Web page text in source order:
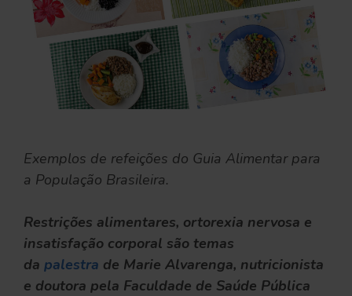
Exemplos de refeições do Guia Alimentar para
a População Brasileira.
Restrições alimentares, ortorexia nervosa e
insatisfação corporal são temas
da palestra de Marie Alvarenga, nutricionista
e doutora pela Faculdade de Saúde Pública